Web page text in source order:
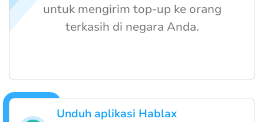
Unduh aplikasi Hablax
untuk mengirim top-up ke orang
terkasih di negara Anda.